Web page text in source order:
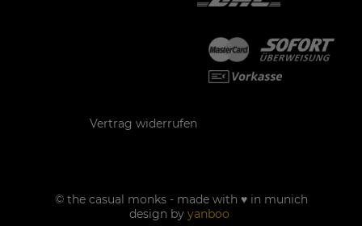
Vertrag widerrufen
© the casual monks - made with ♥ in munich
design by yanboo